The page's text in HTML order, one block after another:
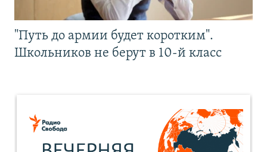
"Путь до армии будет коротким".
Школьников не берут в 10-й класс